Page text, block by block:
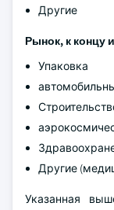
Другие
Рынок, к концу
Упаковка
Другие
Указанная